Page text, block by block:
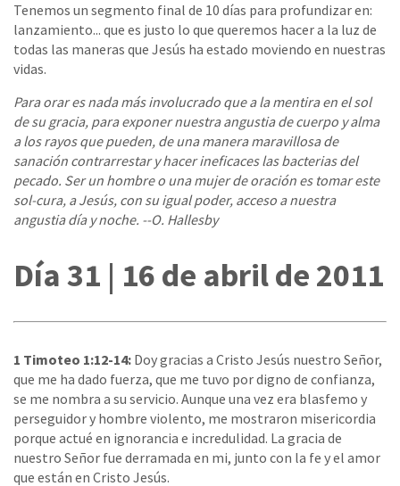
Tenemos un segmento final de 10 días para profundizar en:
lanzamiento... que es justo lo que queremos hacer a la luz de
todas las maneras que Jesús ha estado moviendo en nuestras
vidas.
Para orar es nada más involucrado que a la mentira en el sol
de su gracia, para exponer nuestra angustia de cuerpo y alma
a los rayos que pueden, de una manera maravillosa de
sanación contrarrestar y hacer ineficaces las bacterias del
pecado. Ser un hombre o una mujer de oración es tomar este
sol-cura, a Jesús, con su igual poder, acceso a nuestra
angustia día y noche. --O. Hallesby
Día 31 | 16 de abril de 2011
1 Timoteo 1:12-14: Doy gracias a Cristo Jesús nuestro Señor,
que me ha dado fuerza, que me tuvo por digno de confianza,
se me nombra a su servicio. Aunque una vez era blasfemo y
perseguidor y hombre violento, me mostraron misericordia
porque actué en ignorancia e incredulidad. La gracia de
nuestro Señor fue derramada en mi, junto con la fe y el amor
que están en Cristo Jesús.